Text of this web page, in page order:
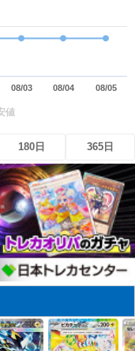
値
08/03 08/04 08/05
180日 365日